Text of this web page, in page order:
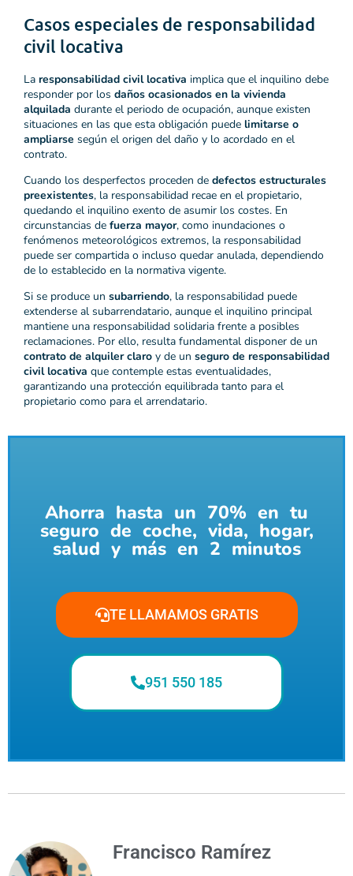
Casos especiales de responsabilidad
civil locativa
La responsabilidad civil locativa implica que el inquilino debe
responder por los daños ocasionados en la vivienda
alquilada durante el periodo de ocupación, aunque existen
situaciones en las que esta obligación puede limitarse o
ampliarse según el origen del daño y lo acordado en el
contrato.
Cuando los desperfectos proceden de defectos estructurales
preexistentes, la responsabilidad recae en el propietario,
quedando el inquilino exento de asumir los costes. En
circunstancias de fuerza mayor, como inundaciones o
fenómenos meteorológicos extremos, la responsabilidad
puede ser compartida o incluso quedar anulada, dependiendo
de lo establecido en la normativa vigente.
Si se produce un subarriendo, la responsabilidad puede
extenderse al subarrendatario, aunque el inquilino principal
mantiene una responsabilidad solidaria frente a posibles
reclamaciones. Por ello, resulta fundamental disponer de un
contrato de alquiler claro y de un seguro de responsabilidad
civil locativa que contemple estas eventualidades,
garantizando una protección equilibrada tanto para el
propietario como para el arrendatario.
Ahorra hasta un 70% en tu
seguro de coche, vida, hogar,
salud y más en 2 minutos
TE LLAMAMOS GRATIS
951 550 185
Francisco Ramírez